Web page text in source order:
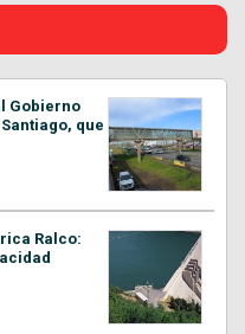
Gobierno
que
Ralco: